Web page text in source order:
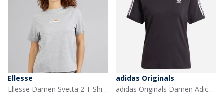
Ellesse
Ellesse Damen Svetta 2 T Shirt Light Grey Marl
adidas Originals
adidas Originals Damen Adicolor 3 Streifen Trefoil T Shirt Schwarz